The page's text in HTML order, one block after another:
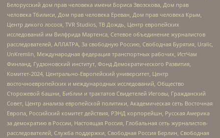
Белорусский дом прав человека имени Бориса Звозскова, Дом прав
человека Тбилиси, Дом прав человека Ереван, Дом прав человека Крым,
Центр дикого лосося, TVR Studios, ТВ Дождь, Центр европейских
исследований им Вилфрида Мартенса, Сетевое объединение журналистов
расследователей, АЛЛАТРА, За свободную Россию, Свободная Бурятия, Uralic,
UnKremlin, Международная федерация транспортных рабочих, ИстЧам
Финланд, Гудзоновский институт, Фонд Демократического Развития,
Комитет-2024, Центрально-Европейский университет, Центр
восточноевропейских и международных исследований, Общество
Сторожевой башни, Библии и трактатов Свидетелей Иеговы, Гражданский
Совет, Центр анализа европейской политики, Академическая сеть Восточная
Европа, Российский комитет действия, РЭНД корпорейшн, Русская Америка
за демократию в России, Настоящая Россия, Глобальная сеть журналистов-
расследователей, Служба поддержки, Свободная Россия Берлин, Свободная